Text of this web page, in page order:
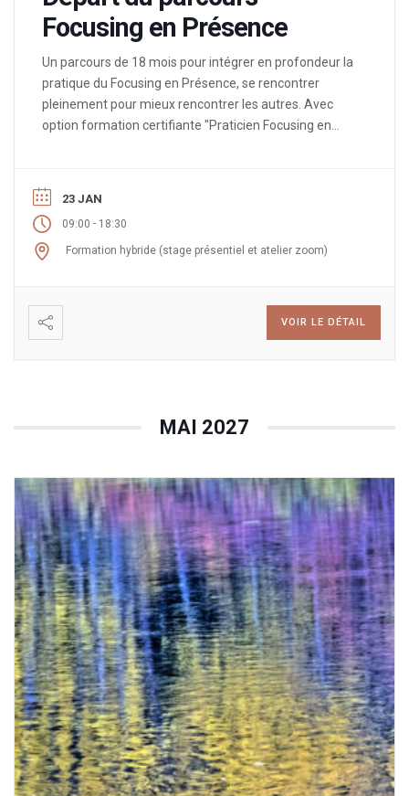
Focusing en Présence
Un parcours de 18 mois pour intégrer en profondeur la
pratique du Focusing en Présence, se rencontrer
pleinement pour mieux rencontrer les autres. Avec
option formation certifiante "Praticien Focusing en
23 JAN
09:00 - 18:30
Formation hybride (stage présentiel et atelier zoom)
VOIR LE DÉTAIL
MAI 2027